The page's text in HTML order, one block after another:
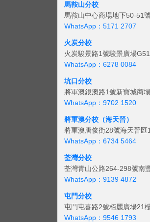
馬鞍山分校
馬鞍山中心商場地下50-51
WhatsApp：5171 2707
火炭分校
火炭駿景路1號駿景廣場G51
WhatsApp：6278 0084
坑口分校
將軍澳銀澳路1號新寶城商
WhatsApp：9702 1520
將軍澳分校（海天晉）
將軍澳唐俊街28號海天晉匯
WhatsApp：6734 5464
荃灣分校
荃灣青山公路264-298號南
WhatsApp：9139 4872
屯門分校
屯門屯喜路2號栢麗廣場21
WhatsApp：9546 1793